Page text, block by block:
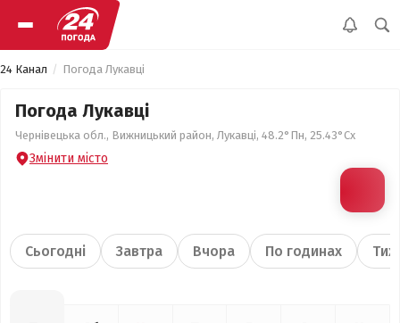
24 Канал Погода Лукавці
Погода Лукавці
Чернівецька обл., Вижницький район, Лукавці, 48.2°Пн, 25.43°Сх
Змінити місто
Сьогодні Завтра Вчора По годинах